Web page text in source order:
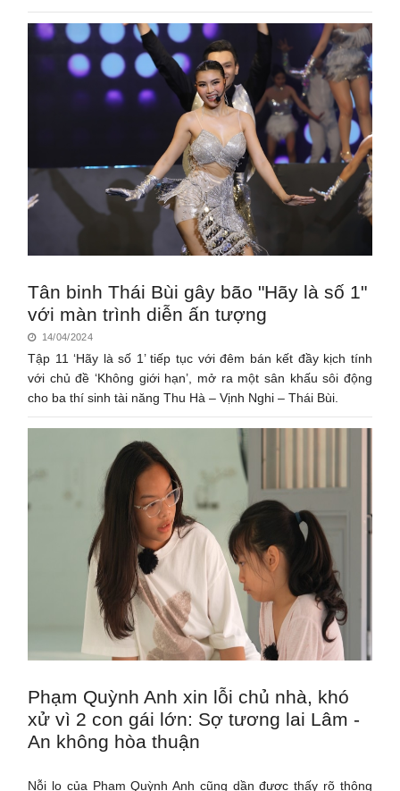
Tân binh Thái Bùi gây bão "Hãy là số 1"
với màn trình diễn ấn tượng
14/04/2024
Tập 11 ‘Hãy là số 1’ tiếp tục với đêm bán kết đầy kịch tính
với chủ đề ‘Không giới hạn’, mở ra một sân khấu sôi động
cho ba thí sinh tài năng Thu Hà – Vịnh Nghi – Thái Bùi.
Phạm Quỳnh Anh xin lỗi chủ nhà, khó
xử vì 2 con gái lớn: Sợ tương lai Lâm -
An không hòa thuận
Nỗi lo của Phạm Quỳnh Anh cũng dần được thấy rõ thông